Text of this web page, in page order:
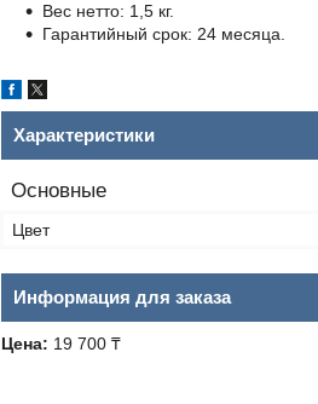
Вес нетто: 1,5 кг.
Гарантийный срок: 24 месяца.
Характеристики
Основные
Цвет
Информация для заказа
Цена: 19 700 ₸